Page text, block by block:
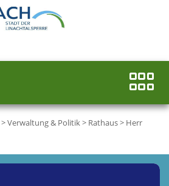
>Verwaltung & Politik> Rathaus> Herr